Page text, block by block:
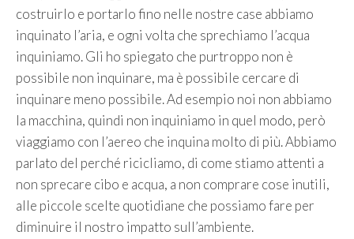
costruirlo e portarlo fino nelle nostre case abbiamo
inquinato l’aria, e ogni volta che sprechiamo l’acqua
inquiniamo. Gli ho spiegato che purtroppo non è
possibile non inquinare, ma è possibile cercare di
inquinare meno possibile. Ad esempio noi non abbiamo
la macchina, quindi non inquiniamo in quel modo, però
viaggiamo con l’aereo che inquina molto di più. Abbiamo
parlato del perché ricicliamo, di come stiamo attenti a
non sprecare cibo e acqua, a non comprare cose inutili,
alle piccole scelte quotidiane che possiamo fare per
diminuire il nostro impatto sull’ambiente.